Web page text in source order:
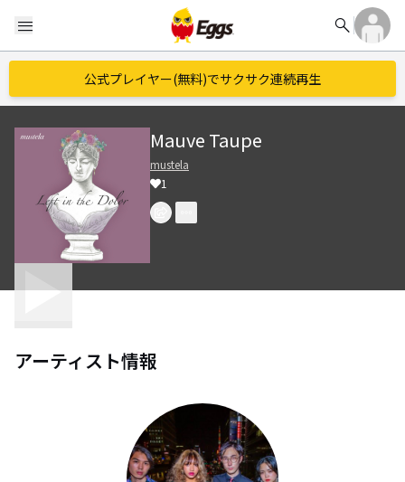
menu search
公式プレイヤー(無料)でサクサク連続再生
Mauve Taupe
mustela
1
アーティスト情報